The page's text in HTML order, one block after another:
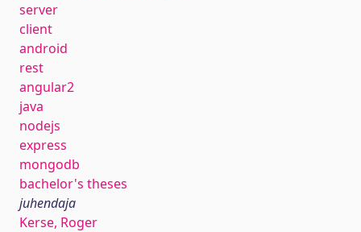
server
client
android
rest
angular2
java
nodejs
express
mongodb
bachelor's theses
juhendaja
Kerse, Roger